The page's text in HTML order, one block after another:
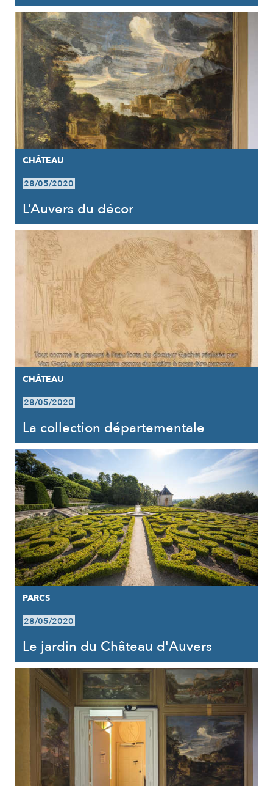
CHÂTEAU
28/05/2020
L’Auvers du décor
CHÂTEAU
28/05/2020
La collection départementale
PARCS
28/05/2020
Le jardin du Château d'Auvers